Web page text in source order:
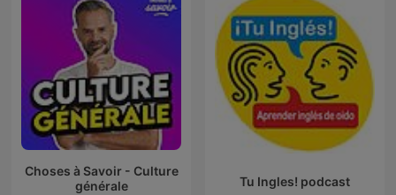
Choses à Savoir - Culture
générale
Tu Ingles! podcast